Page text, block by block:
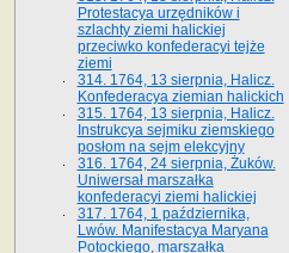
Protestacya urzędników i
szlachty ziemi halickiej
przeciwko konfederacyi tejże
ziemi
314. 1764, 13 sierpnia, Halicz.
Konfederacya ziemian halickich
315. 1764, 13 sierpnia, Halicz.
Instrukcya sejmiku ziemskiego
posłom na sejm elekcyjny
316. 1764, 24 sierpnia, Żuków.
Uniwersał marszałka
konfederacyi ziemi halickiej
317. 1764, 1 października,
Lwów. Manifestacya Maryana
Potockiego, marszałka